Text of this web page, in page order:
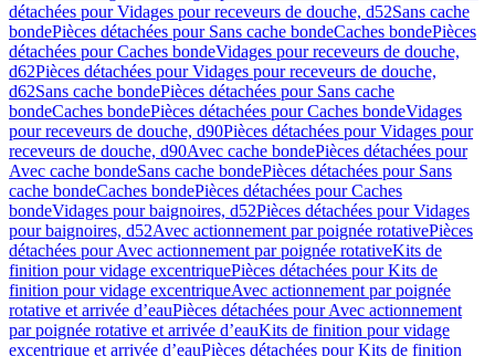
détachées pour Vidages pour receveurs de douche, d52Sans cache
bondePièces détachées pour Sans cache bondeCaches bondePièces
détachées pour Caches bondeVidages pour receveurs de douche,
d62Pièces détachées pour Vidages pour receveurs de douche,
d62Sans cache bondePièces détachées pour Sans cache
bondeCaches bondePièces détachées pour Caches bondeVidages
pour receveurs de douche, d90Pièces détachées pour Vidages pour
receveurs de douche, d90Avec cache bondePièces détachées pour
Avec cache bondeSans cache bondePièces détachées pour Sans
cache bondeCaches bondePièces détachées pour Caches
bondeVidages pour baignoires, d52Pièces détachées pour Vidages
pour baignoires, d52Avec actionnement par poignée rotativePièces
détachées pour Avec actionnement par poignée rotativeKits de
finition pour vidage excentriquePièces détachées pour Kits de
finition pour vidage excentriqueAvec actionnement par poignée
rotative et arrivée d’eauPièces détachées pour Avec actionnement
par poignée rotative et arrivée d’eauKits de finition pour vidage
excentrique et arrivée d’eauPièces détachées pour Kits de finition